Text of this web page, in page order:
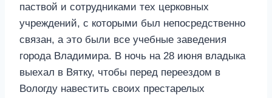
паствой и сотрудниками тех церковных
учреждений, с которыми был непосредственно
связан, а это были все учебные заведения
города Владимира. В ночь на 28 июня владыка
выехал в Вятку, чтобы перед переездом в
Вологду навестить своих престарелых